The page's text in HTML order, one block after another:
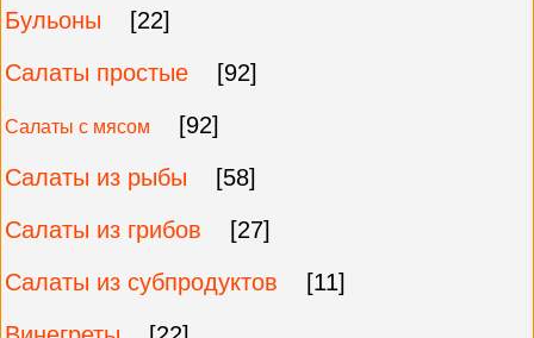
Бульоны
[22]
Салаты простые
[92]
Салаты с мясом
[92]
Салаты из рыбы
[58]
Салаты из грибов
[27]
Салаты из субпродуктов
[11]